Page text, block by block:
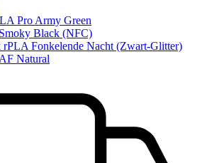
Pro Army Green
Black (NFC)
Fonkelende Nacht (Zwart-Glitter)
Natural